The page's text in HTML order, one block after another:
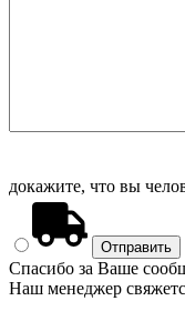
докажите, что вы
Спасибо за Ваше
Наш менеджер